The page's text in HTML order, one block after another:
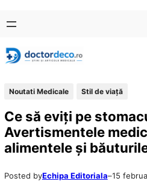
conținut
content
Noutati Medicale Stil de viaţă
Ce să eviți pe
Avertismentele
alimentele și
Posted byEchipa Editoriala–15